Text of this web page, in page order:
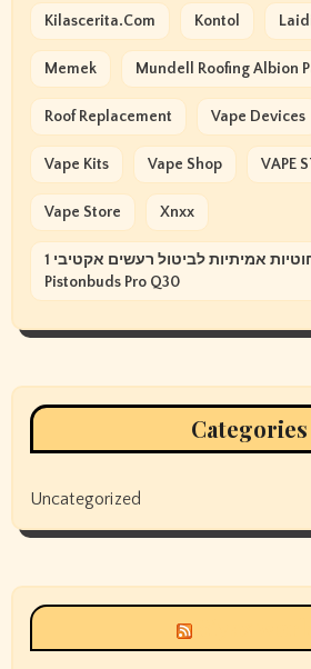
Kilascerita.com Kontol
Memek Mundell Roofing Albion
Roof Replacement Vape Devices
Vape Kits Vape Shop VAPE
Vape Store Xnxx
אוזניות אלחוטיות אמיתיות לביטול רעשים אקטיבי 1more
Pistonbuds Pro Q30
Categories
Uncategorized